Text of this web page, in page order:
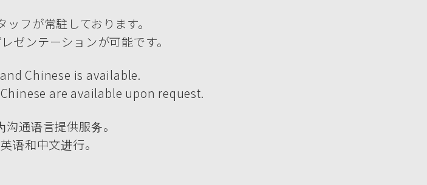
フが常駐しております。
ゼンテーションが可能です。
Chinese is available.
are available upon request.
通语言提供服务。
语和中文进行。